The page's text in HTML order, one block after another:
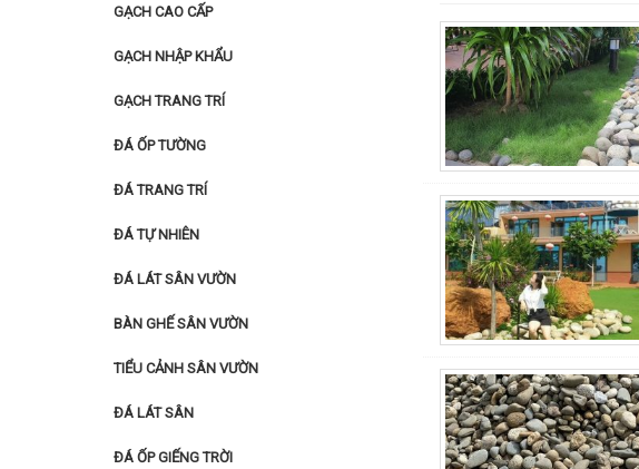
GẠCH CAO CẤP
GẠCH NHẬP KHẨU
GẠCH TRANG TRÍ
ĐÁ ỐP TƯỜNG
ĐÁ TRANG TRÍ
ĐÁ TỰ NHIÊN
ĐÁ LÁT SÂN VƯỜN
BÀN GHẾ SÂN VƯỜN
TIỂU CẢNH SÂN VƯỜN
ĐÁ LÁT SÂN
ĐÁ ỐP GIẾNG TRỜI